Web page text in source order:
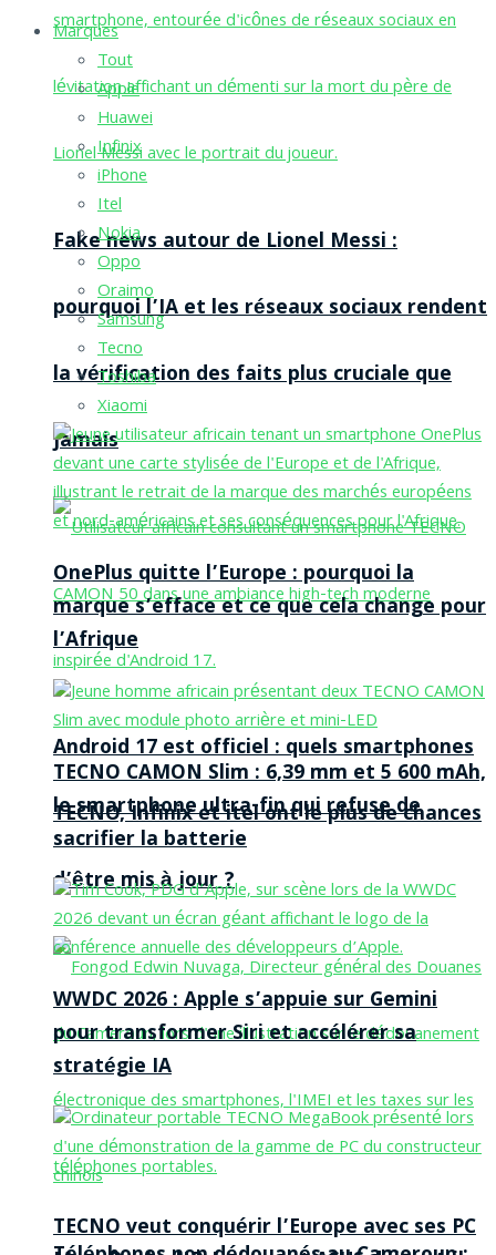
Fake news autour de Lionel Messi :
pourquoi l’IA et les réseaux sociaux rendent
la vérification des faits plus cruciale que
jamais
Android 17 est officiel : quels smartphones
TECNO, Infinix et itel ont le plus de chances
d’être mis à jour ?
Marques
Tout
Apple
Huawei
Infinix
iPhone
Itel
Nokia
Oppo
Oraimo
Samsung
Tecno
Toshiba
Xiaomi
OnePlus quitte l’Europe : pourquoi la
marque s’efface et ce que cela change pour
l’Afrique
TECNO CAMON Slim : 6,39 mm et 5 600 mAh,
le smartphone ultra-fin qui refuse de
sacrifier la batterie
WWDC 2026 : Apple s’appuie sur Gemini
pour transformer Siri et accélérer sa
stratégie IA
TECNO veut conquérir l’Europe avec ses PC